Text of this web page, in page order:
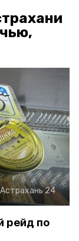
Астрахань 24
рейд по